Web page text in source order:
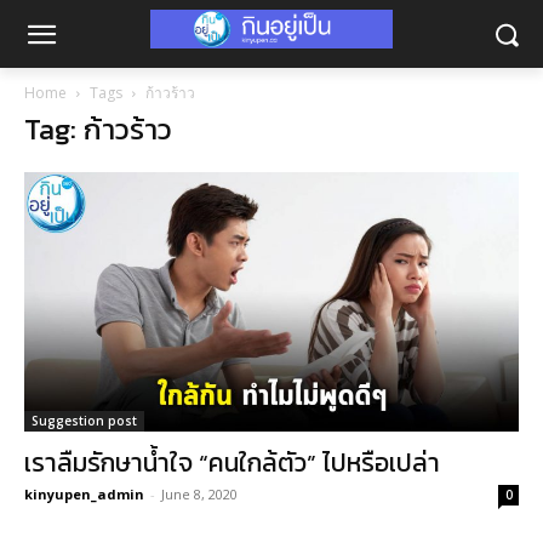
Home Tags ก้าวร้าว
Tag: ก้าวร้าว
Suggestion post
เราลืมรักษาน้ำใจ “คนใกล้ตัว” ไปหรือเปล่า
kinyupen_admin - June 8, 2020 0